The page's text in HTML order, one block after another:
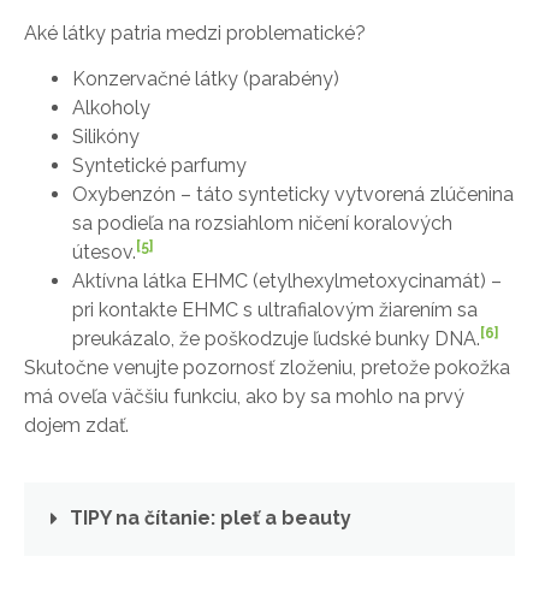
Aké látky patria medzi problematické?
Konzervačné látky (parabény)
Alkoholy
Silikóny
Syntetické parfumy
Oxybenzón – táto synteticky vytvorená zlúčenina
sa podieľa na rozsiahlom ničení koralových
útesov. [5]
Aktívna látka EHMC (etylhexylmetoxycinamát) –
pri kontakte EHMC s ultrafialovým žiarením sa
preukázalo, že poškodzuje ľudské bunky DNA. [6]
Skutočne venujte pozornosť zloženiu, pretože pokožka
má oveľa väčšiu funkciu, ako by sa mohlo na prvý
dojem zdať.
TIPY na čítanie: pleť a beauty